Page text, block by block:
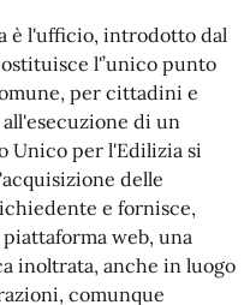
è l'ufficio, introdotto dal
l'’unico punto
per cittadini e
di un
Unico per l'Edilizia si
delle
e fornisce,
web, una
inoltrata, anche in luogo
comunque